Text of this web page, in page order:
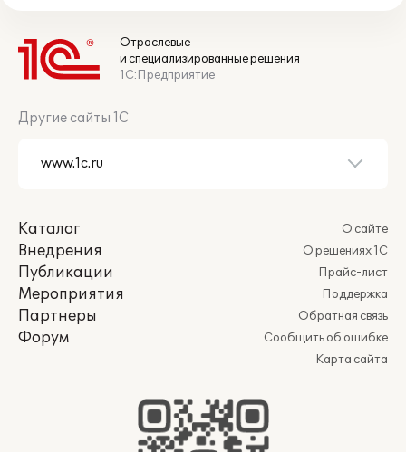
Отраслевые
и специализированные решения
1С:Предприятие
Другие сайты 1С
Каталог
Внедрения
Публикации
Мероприятия
Партнеры
Форум
О сайте
О решениях 1С
Прайс-лист
Поддержка
Обратная связь
Сообщить об ошибке
Карта сайта